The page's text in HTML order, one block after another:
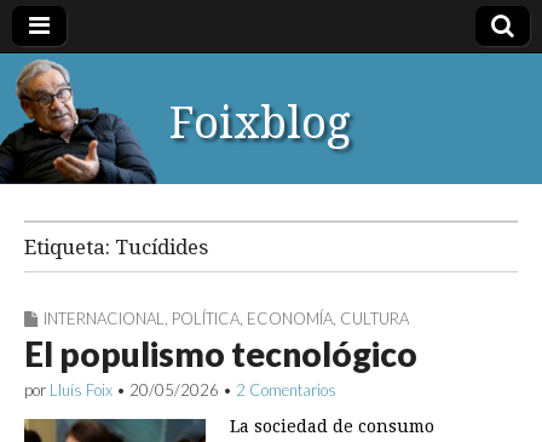
Foixblog
Etiqueta: Tucídides
INTERNACIONAL POLÍTICA ECONOMÍA CULTURA
El populismo tecnológico
por Lluís Foix • 20/05/2026 • 2 Comentarios
La sociedad de consumo